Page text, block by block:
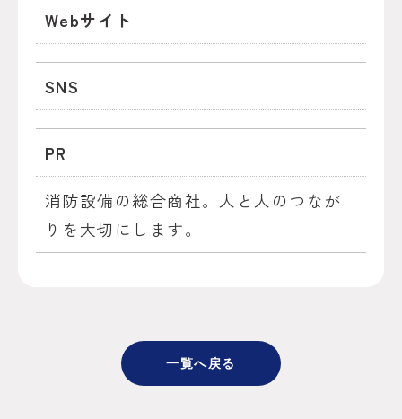
Webサイト
SNS
PR
消防設備の総合商社。人と人のつなが
りを大切にします。
一覧へ戻る